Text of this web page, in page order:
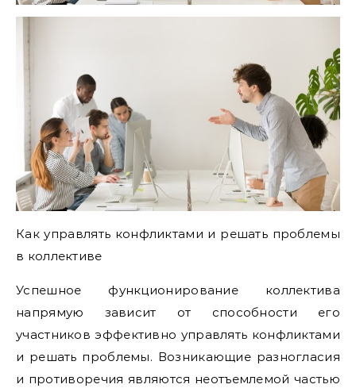
Как управлять конфликтами и решать проблемы
в коллективе
Успешное функционирование коллектива
напрямую зависит от способности его
участников эффективно управлять конфликтами
и решать проблемы. Возникающие разногласия
и противоречия являются неотъемлемой частью